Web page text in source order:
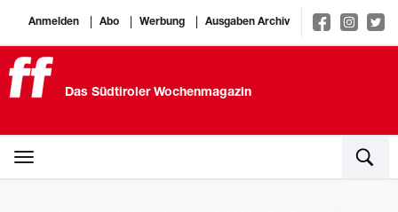
Anmelden Abo Werbung Ausgaben Archiv
Das Südtiroler Wochenmagazin